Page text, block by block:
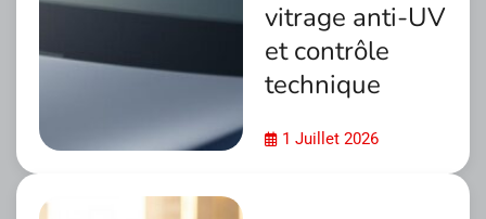
vitrage anti-UV
et contrôle
technique
1 Juillet 2026